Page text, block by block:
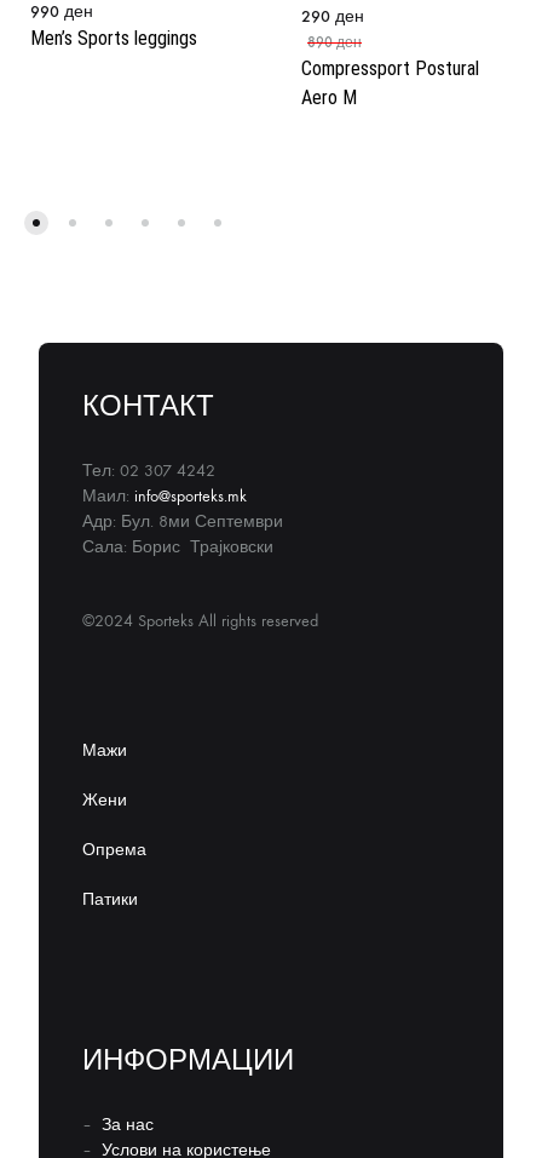
Men’s Sports leggings
990 ден
Compressport Postural
Aero M
290 ден
890ден
КОНТАКТ
Тел: 02 307 4242
Маил: info@sporteks.mk
Адр: Бул. 8ми Септември
Сала: Борис Трајковски
©2024 Sporteks All rights reserved
Мажи
Жени
Опрема
Патики
ИНФОРМАЦИИ
– За нас
– Услови на користење